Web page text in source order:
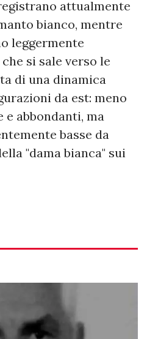
attualmente
bianco, mentre
leggermente
si sale verso le
di una dinamica
da est: meno
abbondanti, ma
basse da
"dama bianca" sui